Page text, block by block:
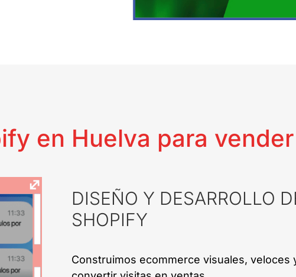
en Huelva para
DISEÑO Y DESARROLLO
SHOPIFY
Construimos ecommerce visuales, veloces